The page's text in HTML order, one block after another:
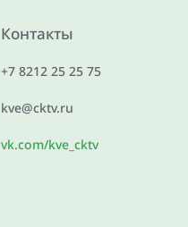
Контакты
+7 8212 25 25 75
kve@cktv.ru
vk.com/kve_cktv